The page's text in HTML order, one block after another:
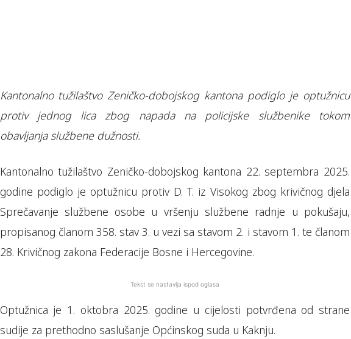
Kantonalno tužilaštvo Zeničko-dobojskog kantona podiglo je optužnicu
protiv jednog lica zbog napada na policijske službenike tokom
obavljanja službene dužnosti.
Kantonalno tužilaštvo Zeničko-dobojskog kantona 22. septembra 2025.
godine podiglo je optužnicu protiv D. T. iz Visokog zbog krivičnog djela
Sprečavanje službene osobe u vršenju službene radnje u pokušaju,
propisanog članom 358. stav 3. u vezi sa stavom 2. i stavom 1. te članom
28. Krivičnog zakona Federacije Bosne i Hercegovine.
Tekst se nastavlja ispod oglasa
Optužnica je 1. oktobra 2025. godine u cijelosti potvrđena od strane
sudije za prethodno saslušanje Općinskog suda u Kaknju.